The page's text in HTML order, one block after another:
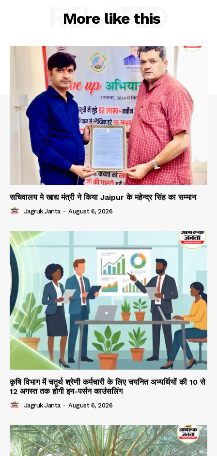
More like this
RELATED
सचिवालय मे खाद्य मंत्री ने किया Jaipur के महेन्द्र सिंह का सम्मान
Jagruk Janta - August 6, 2026
कृषि विभाग में चतुर्थ श्रेणी कर्मचारी के लिए चयनित अभ्यर्थियों की 10 से
12 अगस्त तक होगी इन-पर्सन काउंसलिंग
Jagruk Janta - August 6, 2026